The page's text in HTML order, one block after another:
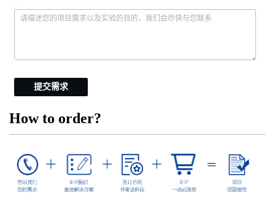
提交需求
How to order?